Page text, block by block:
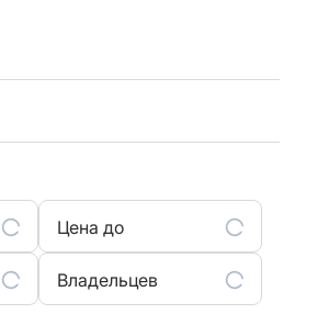
Цена до
Владельцев